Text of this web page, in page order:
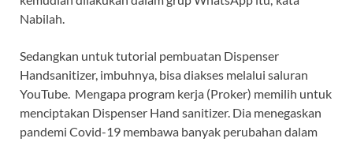
Nabilah.
Sedangkan untuk tutorial pembuatan Dispenser
Handsanitizer, imbuhnya, bisa diakses melalui saluran
YouTube. Mengapa program kerja (Proker) memilih untuk
menciptakan Dispenser Hand sanitizer. Dia menegaskan
pandemi Covid-19 membawa banyak perubahan dalam